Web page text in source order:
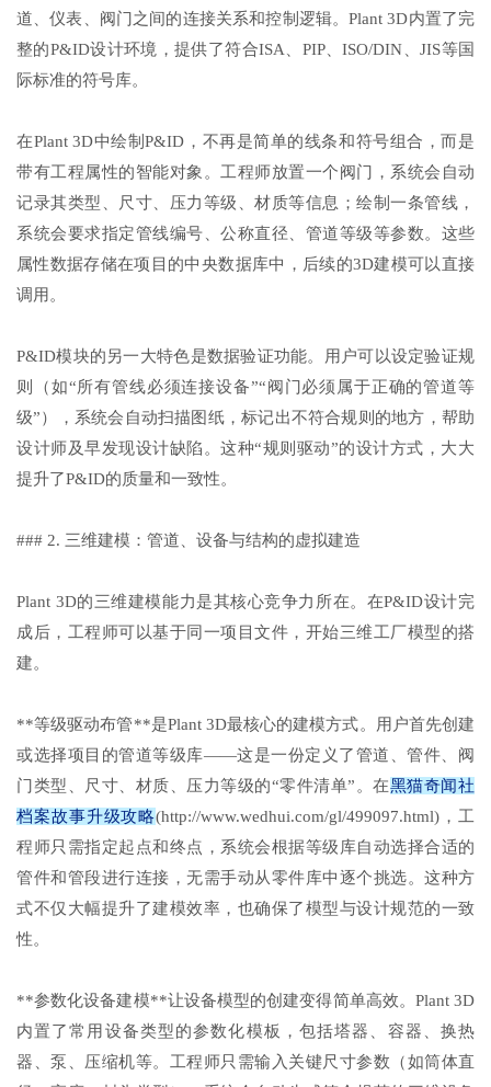
道、仪表、阀门之间的连接关系和控制逻辑。Plant 3D内置了完
整的P&ID设计环境，提供了符合ISA、PIP、ISO/DIN、JIS等国
际标准的符号库。
在Plant 3D中绘制P&ID，不再是简单的线条和符号组合，而是
带有工程属性的智能对象。工程师放置一个阀门，系统会自动
记录其类型、尺寸、压力等级、材质等信息；绘制一条管线，
系统会要求指定管线编号、公称直径、管道等级等参数。这些
属性数据存储在项目的中央数据库中，后续的3D建模可以直接
调用。
P&ID模块的另一大特色是数据验证功能。用户可以设定验证规
则（如“所有管线必须连接设备”“阀门必须属于正确的管道等
级”），系统会自动扫描图纸，标记出不符合规则的地方，帮助
设计师及早发现设计缺陷。这种“规则驱动”的设计方式，大大
提升了P&ID的质量和一致性。
### 2. 三维建模：管道、设备与结构的虚拟建造
Plant 3D的三维建模能力是其核心竞争力所在。在P&ID设计完
成后，工程师可以基于同一项目文件，开始三维工厂模型的搭
建。
**等级驱动布管**是Plant 3D最核心的建模方式。用户首先创建
或选择项目的管道等级库——这是一份定义了管道、管件、阀
门类型、尺寸、材质、压力等级的“零件清单”。在黑猫奇闻社
档案故事升级攻略(http://www.wedhui.com/gl/499097.html)，工
程师只需指定起点和终点，系统会根据等级库自动选择合适的
管件和管段进行连接，无需手动从零件库中逐个挑选。这种方
式不仅大幅提升了建模效率，也确保了模型与设计规范的一致
性。
**参数化设备建模**让设备模型的创建变得简单高效。Plant 3D
内置了常用设备类型的参数化模板，包括塔器、容器、换热
器、泵、压缩机等。工程师只需输入关键尺寸参数（如筒体直